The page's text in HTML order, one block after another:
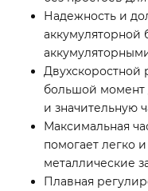
Надежность и
аккумуляторной
Двухскоростной
большой момент
и значительную
Максимальная
помогает легко
металлические
Плавная